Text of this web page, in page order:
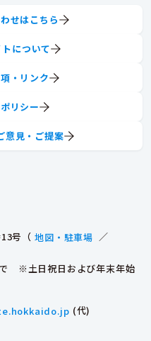
号（ 地図・駐車場 ／
※土日祝日および年末年始
(代)
せはこちら
について
・リンク
リシー
意見・ご提案